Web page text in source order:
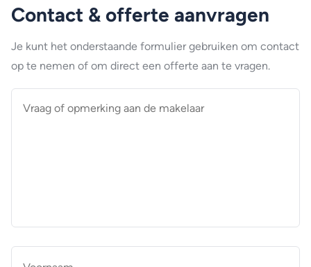
Contact & offerte aanvragen
Je kunt het onderstaande formulier gebruiken om contact
op te nemen of om direct een offerte aan te vragen.